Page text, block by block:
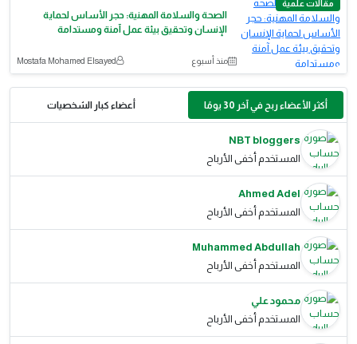
مقالات علمية
الصحة والسلامة المهنية: حجر الأساس لحماية
الإنسان وتحقيق بيئة عمل آمنة ومستدامة
منذ أسبوع Mostafa Mohamed Elsayed
أكثر الأعضاء ربح في آخر 30 يومًا أعضاء كبار الشخصيات
NBT bloggers
المستخدم أخفى الأرباح
Ahmed Adel
المستخدم أخفى الأرباح
Muhammed Abdullah
المستخدم أخفى الأرباح
محمود علي
المستخدم أخفى الأرباح